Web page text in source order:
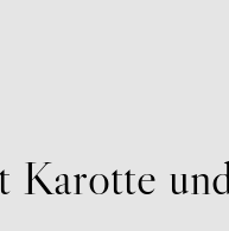
Karotte